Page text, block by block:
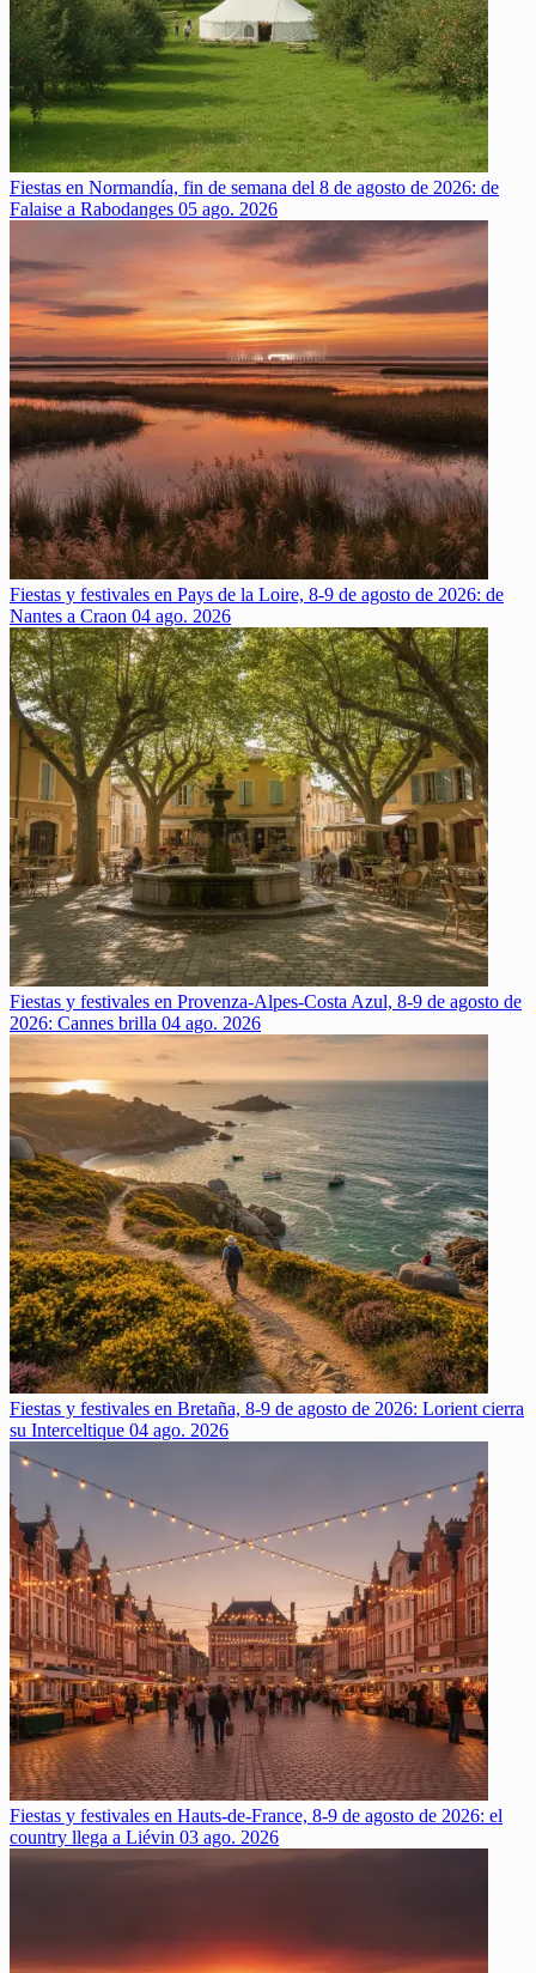
Fiestas en Normandía, fin de semana del 8 de agosto de 2026: de
Falaise a Rabodanges 05 ago. 2026
Fiestas y festivales en Pays de la Loire, 8-9 de agosto de 2026: de
Nantes a Craon 04 ago. 2026
Fiestas y festivales en Provenza-Alpes-Costa Azul, 8-9 de agosto de
2026: Cannes brilla 04 ago. 2026
Fiestas y festivales en Bretaña, 8-9 de agosto de 2026: Lorient cierra
su Interceltique 04 ago. 2026
Fiestas y festivales en Hauts-de-France, 8-9 de agosto de 2026: el
country llega a Liévin 03 ago. 2026